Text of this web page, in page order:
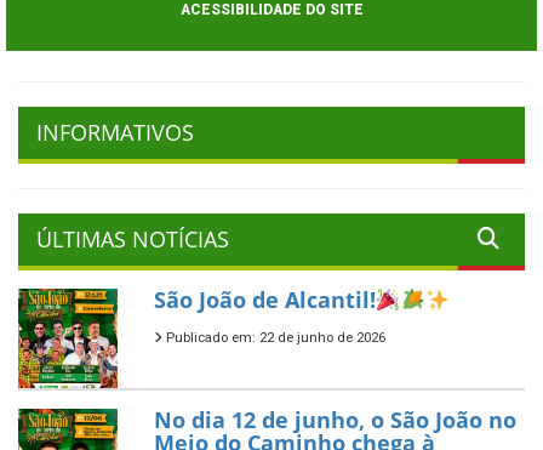
ACESSIBILIDADE DO SITE
INFORMATIVOS
ÚLTIMAS NOTÍCIAS
São João de Alcantil!
Publicado em: 22 de junho de 2026
No dia 12 de junho, o São João no
Meio do Caminho chega à